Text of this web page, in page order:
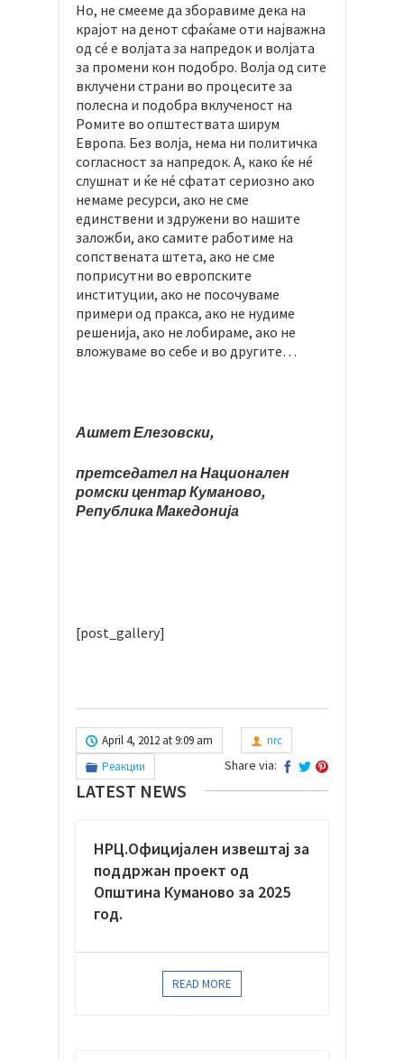
Но, не смееме да зборавиме дека на
крајот на денот сфаќаме оти најважна
од сé е волјата за напредок и волјата
за промени кон подобро. Волја од сите
вклучени страни во процесите за
полесна и подобра вклученост на
Ромите во општествата ширум
Европа. Без волја, нема ни политичка
согласност за напредок. А, како ќе нé
слушнат и ќе нé сфатат сериозно ако
немаме ресурси, ако не сме
единствени и здружени во нашите
заложби, ако самите работиме на
сопствената штета, ако не сме
поприсутни во европските
институции, ако не посочуваме
примери од пракса, ако не нудиме
решенија, ако не лобираме, ако не
вложуваме во себе и во другите…
Ашмет Елезовски,
претседател на Национален
ромски центар Куманово,
Република Македонија
[post_gallery]
April 4, 2012 at 9:09 am
nrc
Реакции
Share via:
LATEST NEWS
НРЦ.Официјaлен извештај за
поддржан проект од
Општина Куманово за 2025
год.
READ MORE